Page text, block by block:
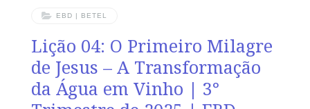
EBD | BETEL
Lição 04: O Primeiro Milagre
de Jesus – A Transformação
da Água em Vinho | 3°